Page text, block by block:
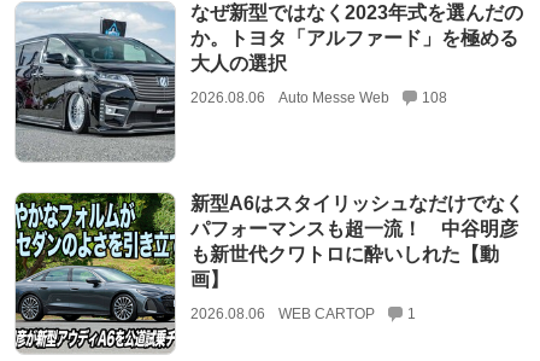
なぜ新型ではなく2023年式を選んだの
か。トヨタ「アルファード」を極める
大人の選択
2026.08.06 Auto Messe Web 108
新型A6はスタイリッシュなだけでなく
パフォーマンスも超一流！ 中谷明彦
も新世代クワトロに酔いしれた【動
画】
2026.08.06 WEB CARTOP 1